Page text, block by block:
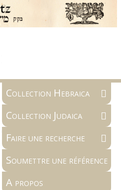
Collection Hebraica
Collection Judaica
Faire une recherche
Soumettre une référence
A propos